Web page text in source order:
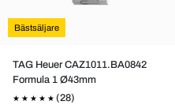
Bästsäljare
TAG Heuer CAZ1011.BA0842
Formula 1 Ø43mm
(28)